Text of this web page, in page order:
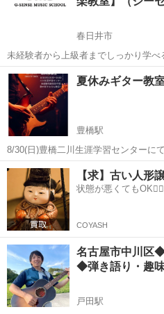
も音楽レッスン始めてみま...
春日井市
未経験者から上級者までしっかり学べ
クール（名古屋植田本校・春日井校） レッスン始めるならまずは体験
レッスン！ ・気軽にレッスンを試したい ・どんな先生が教えているの
か知りたい ・詳しいレッス...
愛知 春日井市 ギター
夏休みギター教
豊橋駅
8/30(日)豊橋二川生涯学習センターに
ターに興味ないけど歌は好きって方
と歌いましょう好きな曲持ち寄って合
です
愛知 豊橋市 豊橋駅 ギター
【求】古い人形
状態が悪くても
COYASH
名古屋市中川区
◆弾き語り・趣
戸田駅